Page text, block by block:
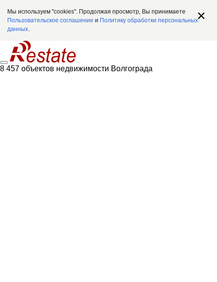
Мы используем "cookies". Продолжая просмотр, Вы принимаете
Пользовательское соглашение и Политику обработки персональных
данных.
8 457 объектов недвижимости Волгограда